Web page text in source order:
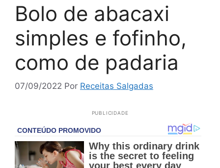
Bolo de abacaxi
simples e fofinho,
como de padaria
07/09/2022 Por Receitas Salgadas
PUBLICIDADE